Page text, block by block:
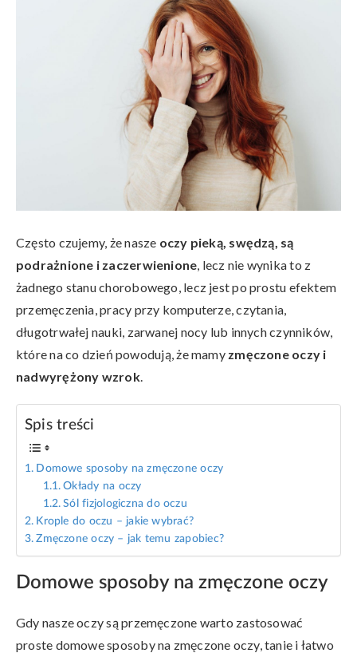
Często czujemy, że nasze oczy pieką, swędzą, są
podrażnione i zaczerwienione, lecz nie wynika to z
żadnego stanu chorobowego, lecz jest po prostu efektem
przemęczenia, pracy przy komputerze, czytania,
długotrwałej nauki, zarwanej nocy lub innych czynników,
które na co dzień powodują, że mamy zmęczone oczy i
nadwyrężony wzrok.
Spis treści
Domowe sposoby na zmęczone oczy
Okłady na oczy
Sól fizjologiczna do oczu
Krople do oczu – jakie wybrać?
Zmęczone oczy – jak temu zapobiec?
Domowe sposoby na zmęczone oczy
Gdy nasze oczy są przemęczone warto zastosować
proste domowe sposoby na zmęczone oczy, tanie i łatwo